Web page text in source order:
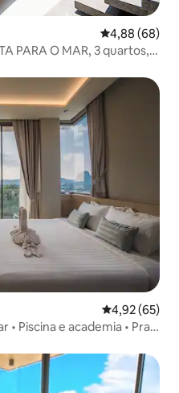
4,88 de uma
4,88 (68)
PARA O MAR, 3 quartos,
4,92 de uma
4,92 (65)
Piscina e academia • Praia
hóspedes